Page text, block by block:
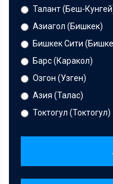
Талант (Беш-
Азиагол (Бишкек)
Бишкек Сити
Барс (Каракол)
Озгон (Узген)
Азия (Талас)
Токтогул (Токтогул)